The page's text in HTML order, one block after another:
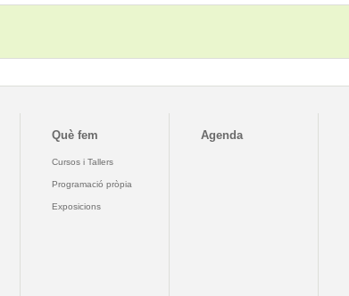
Què fem
Cursos i Tallers
Programació pròpia
Exposicions
Agenda